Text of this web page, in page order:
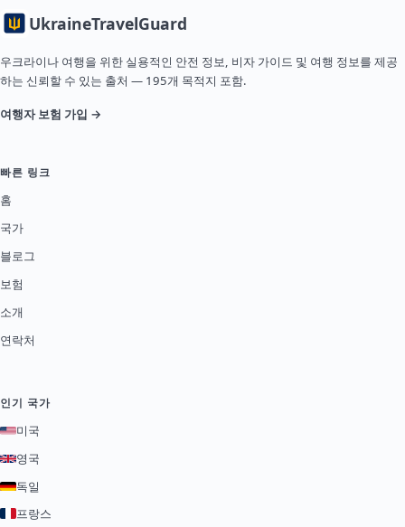
UkraineTravelGuard
우크라이나 여행을 위한 실용적인 안전 정보, 비자 가이드 및 여행 정보를 제공
하는 신뢰할 수 있는 출처 — 195개 목적지 포함.
여행자 보험 가입 →
빠른 링크
홈
국가
블로그
보험
소개
연락처
인기 국가
미국
영국
독일
프랑스